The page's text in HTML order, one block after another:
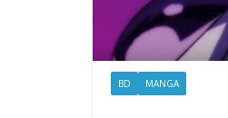
BD MANGA